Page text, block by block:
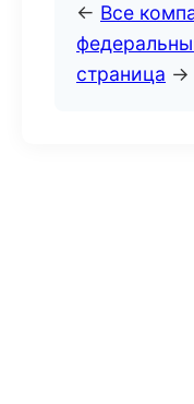
← Все
страница →